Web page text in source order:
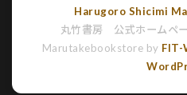
Harugoro Shicimi
丸竹書房 公式ホームペ
Marutakebookstore by FIT-